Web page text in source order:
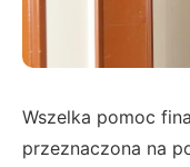
Wszelka pomoc
przeznaczona na